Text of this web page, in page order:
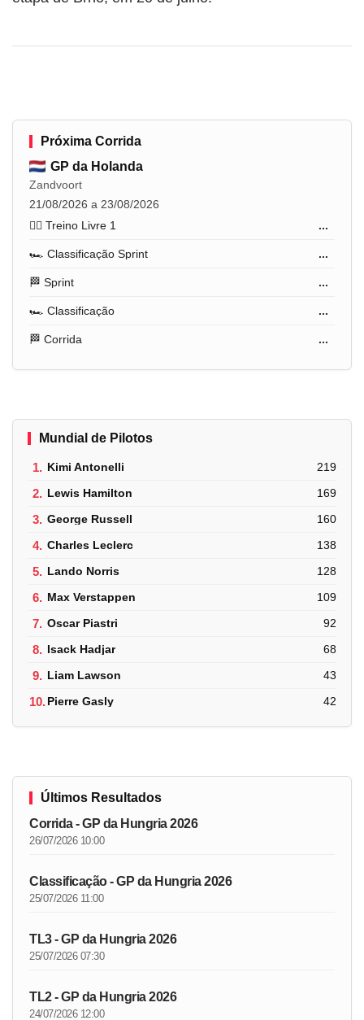
Próxima Corrida
GP da Holanda
Zandvoort
21/08/2026 a 23/08/2026
🏋️‍♂️ Treino Livre 1
...
🏎️ Classificação Sprint ...
🏁 Sprint ...
🏎️ Classificação ...
🏁 Corrida ...
Mundial de Pilotos
1. Kimi Antonelli 219
2. Lewis Hamilton 169
3. George Russell 160
4. Charles Leclerc 138
5. Lando Norris 128
6. Max Verstappen 109
7. Oscar Piastri 92
8. Isack Hadjar 68
9. Liam Lawson 43
10.Pierre Gasly 42
Últimos Resultados
Corrida - GP da Hungria 2026
26/07/2026 10:00
Classificação - GP da Hungria 2026
25/07/2026 11:00
TL3 - GP da Hungria 2026
25/07/2026 07:30
TL2 - GP da Hungria 2026
24/07/2026 12:00